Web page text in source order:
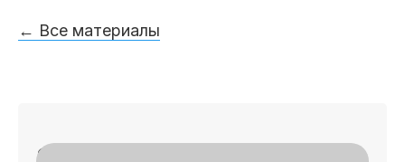
← Все материалы